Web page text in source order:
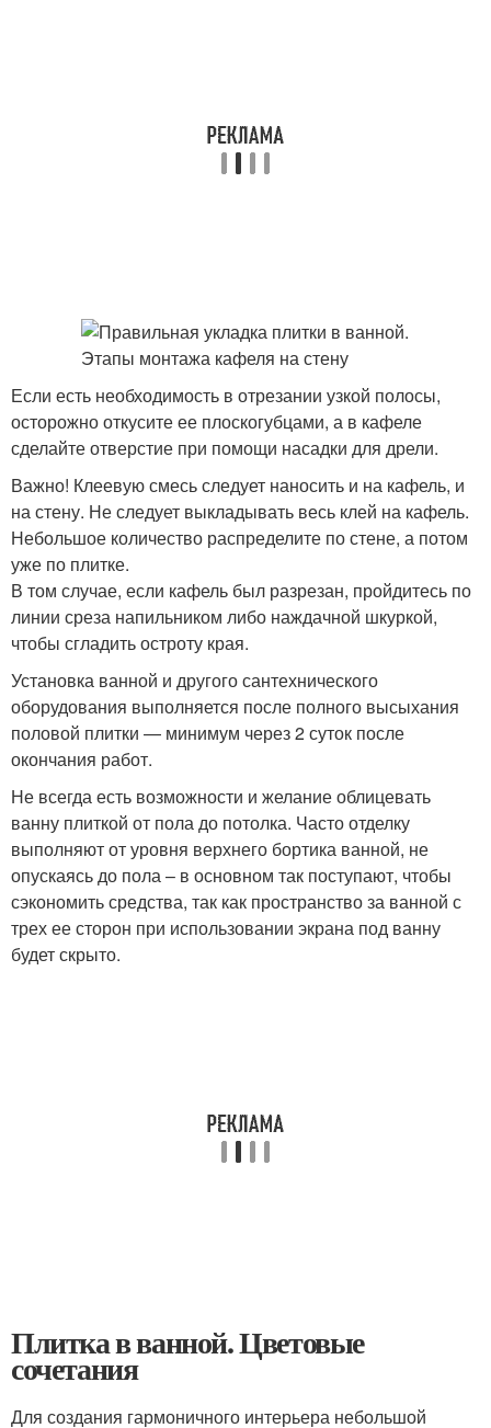
Если есть необходимость в отрезании узкой полосы,
осторожно откусите ее плоскогубцами, а в кафеле
сделайте отверстие при помощи насадки для дрели.
Важно! Клеевую смесь следует наносить и на кафель, и
на стену. Не следует выкладывать весь клей на кафель.
Небольшое количество распределите по стене, а потом
уже по плитке.
В том случае, если кафель был разрезан, пройдитесь по
линии среза напильником либо наждачной шкуркой,
чтобы сгладить остроту края.
Установка ванной и другого сантехнического
оборудования выполняется после полного высыхания
половой плитки — минимум через 2 суток после
окончания работ.
Не всегда есть возможности и желание облицевать
ванну плиткой от пола до потолка. Часто отделку
выполняют от уровня верхнего бортика ванной, не
опускаясь до пола – в основном так поступают, чтобы
сэкономить средства, так как пространство за ванной с
трех ее сторон при использовании экрана под ванну
будет скрыто.
Плитка в ванной. Цветовые
сочетания
Для создания гармоничного интерьера небольшой